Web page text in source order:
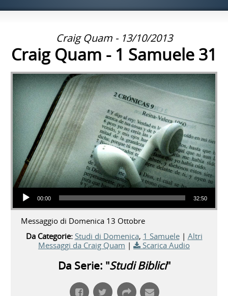
Craig Quam - 13/10/2013
Craig Quam - 1 Samuele 31
Audio Player
00:00 32:50
Messaggio di Domenica 13 Ottobre
Da Categorie: Studi di Domenica, 1 Samuele| Altri
Messaggi da Craig Quam | Scarica Audio
Da Serie: "Studi Biblici"